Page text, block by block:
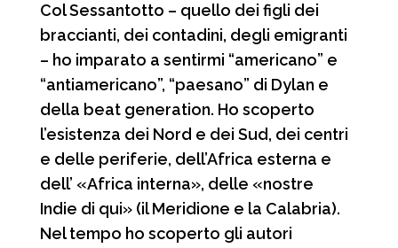
Col Sessantotto – quello dei figli dei
braccianti, dei contadini, degli emigranti
– ho imparato a sentirmi “americano” e
“antiamericano”, “paesano” di Dylan e
della beat generation. Ho scoperto
l’esistenza dei Nord e dei Sud, dei centri
e delle periferie, dell’Africa esterna e
dell’ «Africa interna», delle «nostre
Indie di qui» (il Meridione e la Calabria).
Nel tempo ho scoperto gli autori